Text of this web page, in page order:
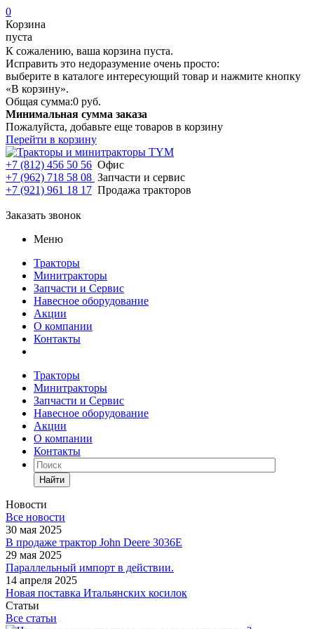
0
Корзина
пуста
К сожалению, ваша корзина пуста.
Исправить это недоразумение очень просто:
выберите в каталоге интересующий товар и нажмите кнопку
«В корзину».
Общая сумма:0 руб.
Минимальная сумма заказа
Пожалуйста, добавьте еще товаров в корзину
Перейти в корзину
+7 (812) 456 50 56 Офис
+7 (962) 718 58 08 Запчасти и сервис
+7 (921) 961 18 17 Продажа тракторов
Заказать звонок
Меню
Тракторы
Минитракторы
Запчасти и Сервис
Навесное оборудование
Акции
О компании
Контакты
Тракторы
Минитракторы
Запчасти и Сервис
Навесное оборудование
Акции
О компании
Контакты
Найти
Новости
Все новости
30 мая 2025
В продаже трактор John Deere 3036E
29 мая 2025
Параллельный импорт в действии.
14 апреля 2025
Новая поставка Итальянских косилок
Статьи
Все статьи